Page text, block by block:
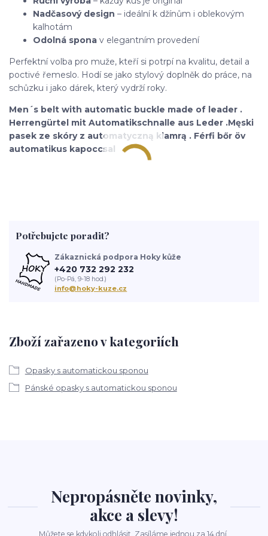
Nadčasový design – ideální k džínům i oblekovým
kalhotám
Odolná spona v elegantním provedení
Perfektní volba pro muže, kteří si potrpí na kvalitu, detail a
poctivé řemeslo. Hodí se jako stylový doplněk do práce, na
schůzku i jako dárek, který vydrží roky.
Men´s belt with automatic buckle made of leader .
Herrengürtel mit Automatikschnalle aus Leder .Męski
pasek ze skóry z automatyczną klamrą . Férfi bőr öv
automatikus kapoccsal
Zboží zařazeno v kategoriích
Opasky s automatickou sponou
Pánské opasky s automatickou sponou
Potřebujete poradit?
Zákaznická podpora Hoky kůže
+420 732 292 232
(Po-Pá, 9-18 hod.)
info@hoky-kuze.cz
Nepropásněte novinky,
akce a slevy!
Můžete se kdykoli odhlásit. Zasíláme jednou za 14 dní.